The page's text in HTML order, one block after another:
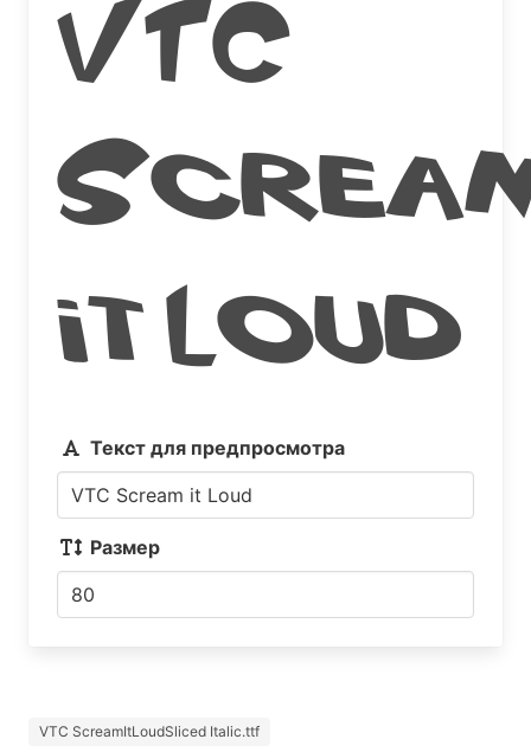
VTC
it Loud
Текст для предпросмотра
Размер
VTC ScreamItLoudSliced Italic.ttf